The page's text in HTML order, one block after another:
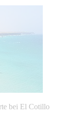
bei El Cotillo